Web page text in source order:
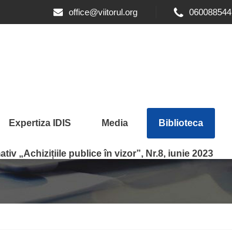
office@viitorul.org 060088544
Expertiza IDIS Media Biblioteca
„Achizițiile publice în vizor”, Nr.8, iunie 2023